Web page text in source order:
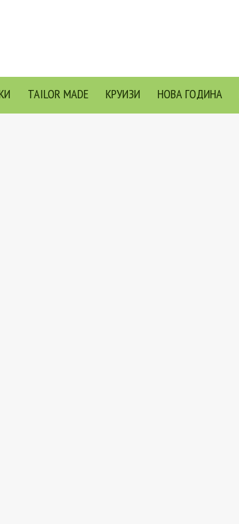
TAILOR MADE КРУИЗИ НОВА ГОДИНА